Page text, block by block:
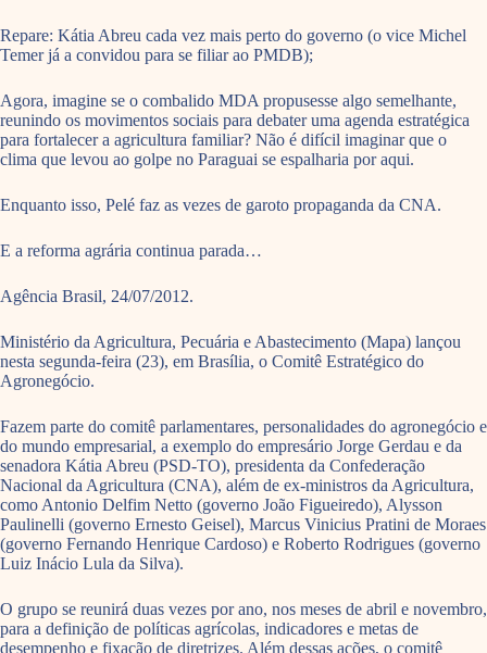
Repare: Kátia Abreu cada vez mais perto do governo (o vice Michel
Temer já a convidou para se filiar ao PMDB);
Agora, imagine se o combalido MDA propusesse algo semelhante,
reunindo os movimentos sociais para debater uma agenda estratégica
para fortalecer a agricultura familiar? Não é difícil imaginar que o
clima que levou ao golpe no Paraguai se espalharia por aqui.
Enquanto isso, Pelé faz as vezes de garoto propaganda da CNA.
E a reforma agrária continua parada…
Agência Brasil, 24/07/2012.
Ministério da Agricultura, Pecuária e Abastecimento (Mapa) lançou
nesta segunda-feira (23), em Brasília, o Comitê Estratégico do
Agronegócio.
Fazem parte do comitê parlamentares, personalidades do agronegócio e
do mundo empresarial, a exemplo do empresário Jorge Gerdau e da
senadora Kátia Abreu (PSD-TO), presidenta da Confederação
Nacional da Agricultura (CNA), além de ex-ministros da Agricultura,
como Antonio Delfim Netto (governo João Figueiredo), Alysson
Paulinelli (governo Ernesto Geisel), Marcus Vinicius Pratini de Moraes
(governo Fernando Henrique Cardoso) e Roberto Rodrigues (governo
Luiz Inácio Lula da Silva).
O grupo se reunirá duas vezes por ano, nos meses de abril e novembro,
para a definição de políticas agrícolas, indicadores e metas de
desempenho e fixação de diretrizes. Além dessas ações, o comitê